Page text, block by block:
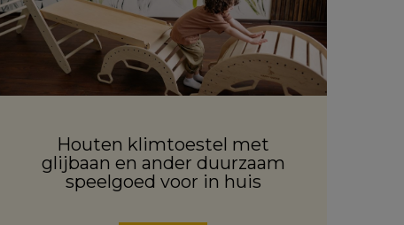
Houten klimtoestel met
glijbaan en ander duurzaam
speelgoed voor in huis